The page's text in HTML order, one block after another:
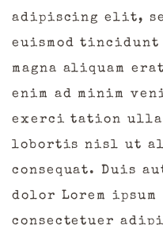
adipiscing elit,
euismod
magna aliquam
enim ad minim
exerci tation
lobortis nisl ut
consequat. Duis
dolor Lorem
consectetuer